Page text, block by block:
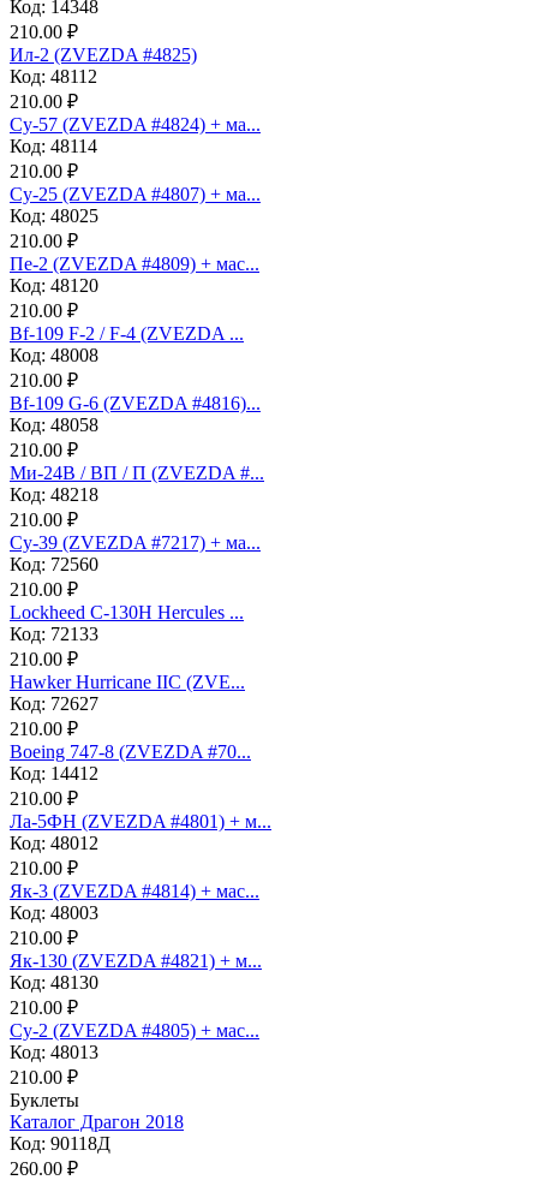
Код: 14348
210.00 ₽
Ил-2 (ZVEZDA #4825)
Код: 48112
210.00 ₽
Су-57 (ZVEZDA #4824) + ма...
Код: 48114
210.00 ₽
Су-25 (ZVEZDA #4807) + ма...
Код: 48025
210.00 ₽
Пе-2 (ZVEZDA #4809) + мас...
Код: 48120
210.00 ₽
Bf-109 F-2 / F-4 (ZVEZDA ...
Код: 48008
210.00 ₽
Bf-109 G-6 (ZVEZDA #4816)...
Код: 48058
210.00 ₽
Ми-24В / ВП / П (ZVEZDA #...
Код: 48218
210.00 ₽
Су-39 (ZVEZDA #7217) + ма...
Код: 72560
210.00 ₽
Lockheed C-130H Hercules ...
Код: 72133
210.00 ₽
Hawker Hurricane IIC (ZVE...
Код: 72627
210.00 ₽
Boeing 747-8 (ZVEZDA #70...
Код: 14412
210.00 ₽
Ла-5ФН (ZVEZDA #4801) + м...
Код: 48012
210.00 ₽
Як-3 (ZVEZDA #4814) + мас...
Код: 48003
210.00 ₽
Як-130 (ZVEZDA #4821) + м...
Код: 48130
210.00 ₽
Су-2 (ZVEZDA #4805) + мас...
Код: 48013
210.00 ₽
Буклеты
Каталог Драгон 2018
Код: 90118Д
260.00 ₽